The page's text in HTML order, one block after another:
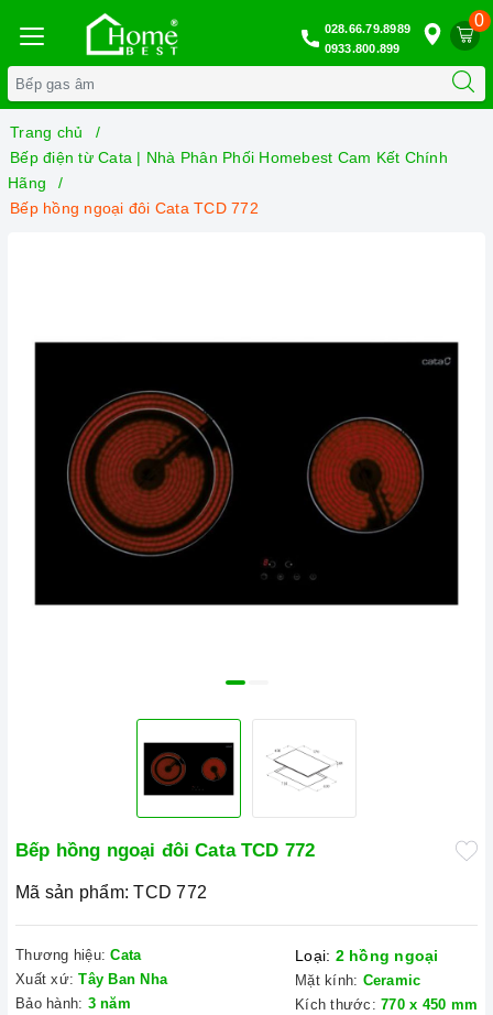
0
028.66.79.8989
0933.800.899
Trang chủ
Bếp điện từ Cata | Nhà Phân Phối Homebest Cam Kết Chính
Hãng
Bếp hồng ngoại đôi Cata TCD 772
Bếp hồng ngoại đôi Cata TCD 772
Mã sản phẩm: TCD 772
Thương hiệu: Cata
Xuất xứ: Tây Ban Nha
Bảo hành: 3 năm
Loại: 2 hồng ngoại
Mặt kính: Ceramic
Kích thước: 770 x 450 mm